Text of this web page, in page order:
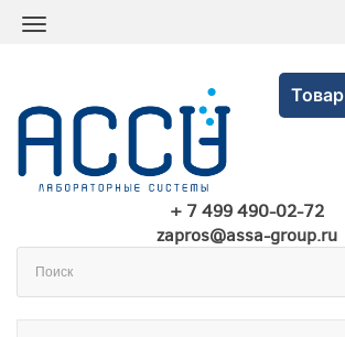
+ 7 499 490-02-72
zapros@assa-group.ru